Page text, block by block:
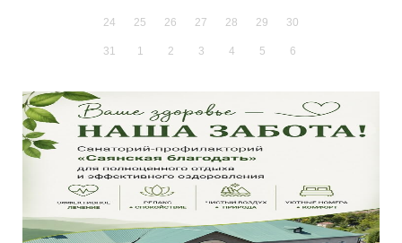
24 25 26 27 28 29 30
31 1 2 3 4 5 6